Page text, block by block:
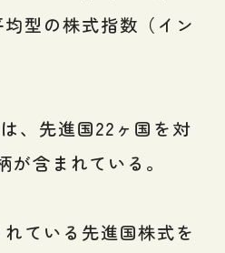
型の株式指数（イン
、先進国22ヶ国を対
含まれている。
ている先進国株式を